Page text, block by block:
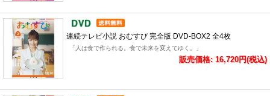
連続テレビ小説 おむすび 完全版 DVD-BOX2 全4枚
「人は食で作られる。食で未来を変えてゆく。」
販売価格: 16,720円(税込)